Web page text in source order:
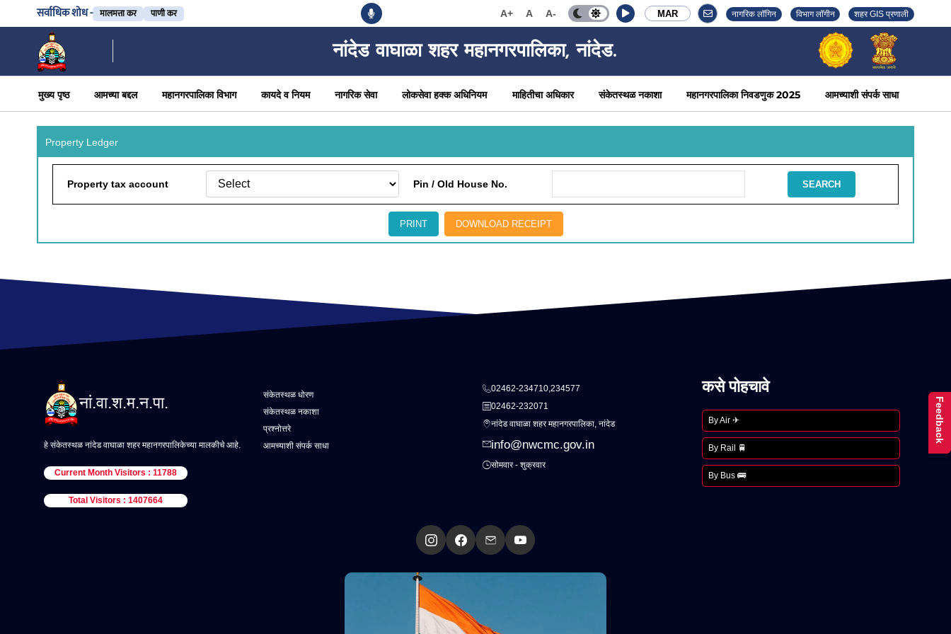
सर्वाधिक शोध - मालमत्ता कर पाणी कर A+ A A- MAR नागरिक लॉगिन विभाग लॉगीन शहर GIS प्रणाली
नांदेड वाघाळा शहर महानगरपालिका, नांदेड.
मुख्य पृष्ठ आमच्या बद्दल महानगरपालिका विभाग कायदे व नियम नागरिक सेवा लोकसेवा हक्क अधिनियम माहितीचा अधिकार संकेतस्थळ नकाशा महानगरपालिका निवडणुक 2025 आमच्याशी संपर्क साधा
Property Ledger
Property tax account Pin / Old House No. SEARCH
PRINT DOWNLOAD RECEIPT
नां.वा.श.म.न.पा.
हे संकेतस्थळ नांदेड वाघाळा शहर महानगरपालिकेच्या मालकीचे आहे.
Current Month Visitors : 11788
Total Visitors : 1407664
संकेतस्थळ धोरण
संकेतस्थळ नकाशा
प्रश्नोत्तरे
आमच्याशी संपर्क साधा
02462-234710,234577
02462-232071
नांदेड वाघाळा शहर महानगरपालिका, नांदेड
info@nwcmc.gov.in
सोमवार - शुक्रवार
कसे पोहचावे
By Air ✈
By Rail 🚆
By Bus 🚌
Feedback